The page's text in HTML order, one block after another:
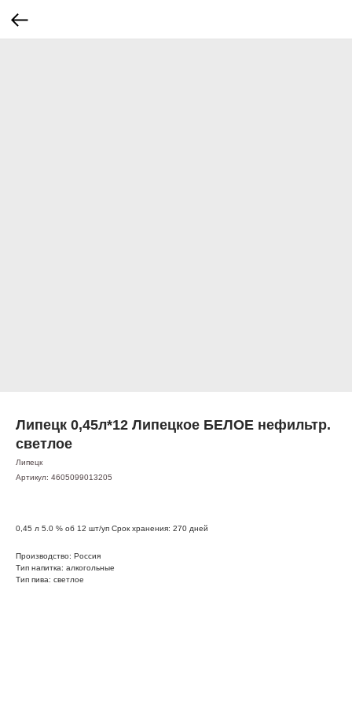
Липецк 0,45л*12 Липецкое БЕЛОЕ нефильтр.
светлое
Липецк
Артикул: 4605099013205
0,45 л 5.0 % об 12 шт/уп Срок хранения: 270 дней
Производство: Россия
Тип напитка: алкогольные
Тип пива: светлое